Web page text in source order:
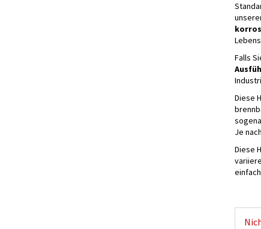
Falls
Diese
Je
Diese